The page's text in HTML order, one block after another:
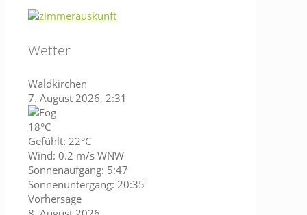
Wetter
Waldkirchen
7. August 2026, 2:31
18°C
Gefühlt: 22°C
Wind: 0.2 m/s WNW
Sonnenaufgang: 5:47
Sonnenuntergang: 20:35
Vorhersage